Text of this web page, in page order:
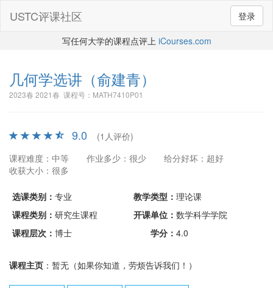
登录
USTC评课社区
写任何大学的课程点评上 iCourses.com
几何学选讲 （俞建青）
2023春 2021春 课程号：MATH7410P01
9.0
(1人评价)
课程难度：中等
作业多少：很少
给分好坏：超好
收获大小：很多
选课类别： 专业 教学类型： 理论课
课程类别： 研究生课程 开课单位： 数学科学学院
课程层次： 博士 学分： 4.0
课程主页 ：暂无（如果你知道，劳烦告诉我们！）